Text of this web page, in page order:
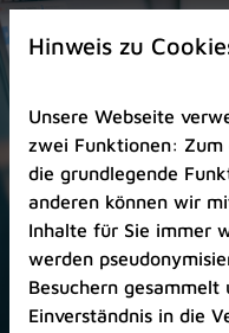
Zur
Startseite
Zum
Seitenanfang
springen
(Schnelltaste
A)
Zur
Navigation/Menü
springen
Hinweis zu
Unsere Webseite
zwei Funktionen:
die grundlegende
anderen können wir
Inhalte für Sie immer
werden
Besuchern
Einverständnis in die